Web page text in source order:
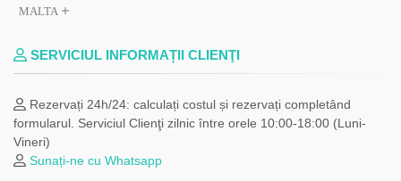
MALTA
SERVICIUL INFORMAȚII CLIENŢI
Rezervați 24h/24: calculați costul și rezervați completând
formularul. Serviciul Clienţi zilnic între orele 10:00-18:00 (Luni-
Vineri)
Sunați-ne cu Whatsapp